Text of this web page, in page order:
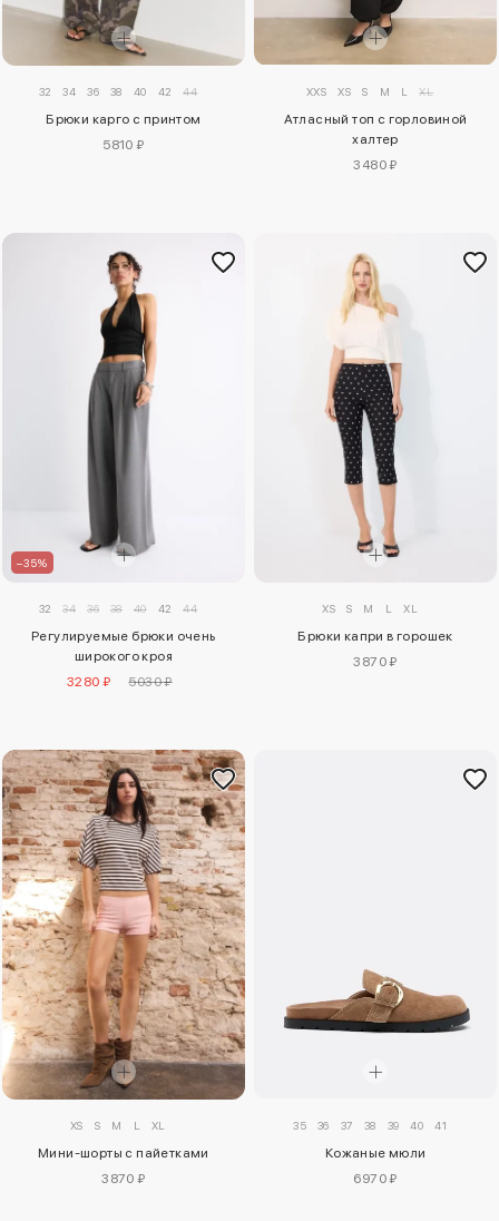
32 34 36 38 40 42 44
Брюки карго с принтом
5810 ₽
XXS XS S M L XL
Атласный топ с горловиной
халтер
3480 ₽
–35%
32 34 36 38 40 42 44
Регулируемые брюки очень
широкого кроя
3280 ₽
5030 ₽
XS S M L XL
Брюки капри в горошек
3870 ₽
XS S M L XL
Мини-шорты с пайетками
3870 ₽
35 36 37 38 39 40 41
Кожаные мюли
6970 ₽